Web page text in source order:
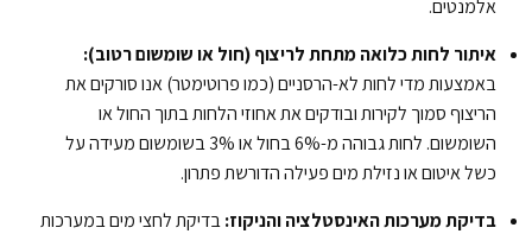
אלמנטים.
איתור לחות כלואה מתחת לריצוף (חול או שומשום רטוב):
באמצעות מדי לחות לא-הרסניים (כמו פרוטימטר) אנו סורקים את
הריצוף סמוך לקירות ובודקים את אחוזי הלחות בתוך החול או
השומשום. לחות גבוהה מ-6% בחול או 3% בשומשום מעידה על
כשל איטום או נזילת מים פעילה הדורשת פתרון.
בדיקת מערכות האינסטלציה והניקוז:בדיקת לחצי מים במערכות